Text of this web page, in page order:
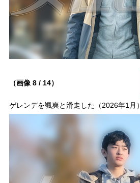
（画像 8 / 14）
ゲレンデを颯爽と滑走した（2026年1月）